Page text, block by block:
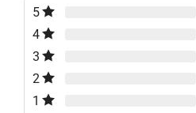
5
4
3
2
1